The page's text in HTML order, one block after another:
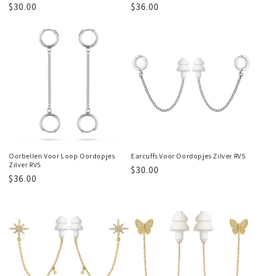
Regular
$30.00
Regular
$36.00
Oorbellen Voor Loop Oordopjes
Zilver RVS
Regular
$36.00
Earcuffs Voor Oordopjes Zilver RVS
Regular
$30.00